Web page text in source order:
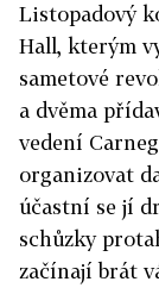
Listopadový
Hall, kterým
sametové
a dvěma
vedení
organizovat
účastní se jí
schůzky
začínají brát